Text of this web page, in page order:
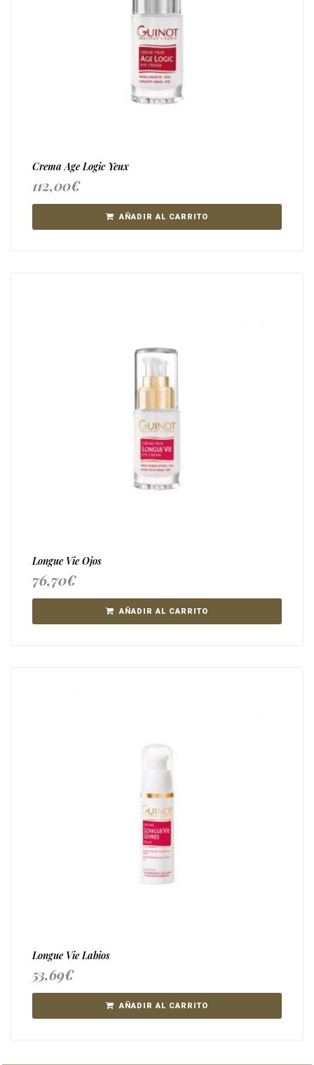
Crema Age Logic Yeux
112,00€
AÑADIR AL CARRITO
Longue Vie Ojos
76,70€
AÑADIR AL CARRITO
Longue Vie Labios
53,69€
AÑADIR AL CARRITO